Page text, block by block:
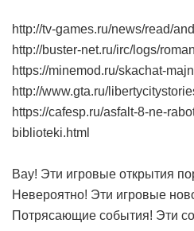
http://tv-games.ru/news/read/
http://buster-net.ru/irc/logs/
https://minemod.ru/skachat-
http://www.gta.ru/
https://cafesp.ru/asfalt-8-ne-
biblioteki.html
Вау! Эти игровые открытия
Невероятно! Эти игровые
Потрясающие события! Эти